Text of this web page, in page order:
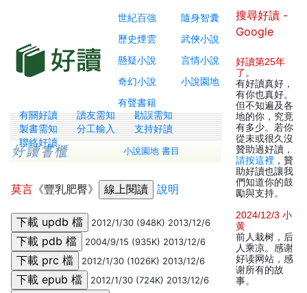
世紀百強
隨身智囊
歷史煙雲
武俠小說
懸疑小說
言情小說
奇幻小說
小說園地
有聲書籍
有關好讀 讀友需知
勘誤需知
製書需知
分工輸入
支持好讀
聯絡好讀
小說園地 書目
莫言 《豐乳肥臀》 說明
2012/1/30 (948K) 2013/12/6
2004/9/15 (935K) 2013/12/6
2012/1/30 (1026K) 2013/12/6
2012/1/30 (724K) 2013/12/6
搜尋好讀 -
Google
好讀第25年
了 。
有好讀真好，
有你也真好。
但不知遍及各
地的你，究竟
有多少。若你
從未或很久沒
贊助過好讀，
請按這裡 ，贊
助好讀也讓我
們知道你的鼓
勵與支持。
2024/12/3 小
黄
前人栽树，后
人乘凉。感谢
好读网站，感
谢所有的故
事。